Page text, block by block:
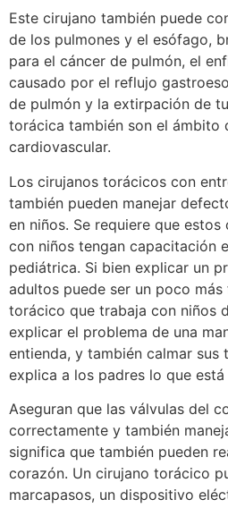
Este cirujano también puede
de los pulmones y el esófago,
para el cáncer de pulmón, el
causado por el reflujo
de pulmón y la extirpación de
torácica también son el ámbito
cardiovascular.
Los cirujanos torácicos con
también pueden manejar
en niños. Se requiere que
con niños tengan capacitación
pediátrica. Si bien explicar un
adultos puede ser un poco más
torácico que trabaja con niños
explicar el problema de una
entienda, y también calmar sus
explica a los padres lo que está
Aseguran que las válvulas del
correctamente y también
significa que también pueden
corazón. Un cirujano torácico
marcapasos, un dispositivo